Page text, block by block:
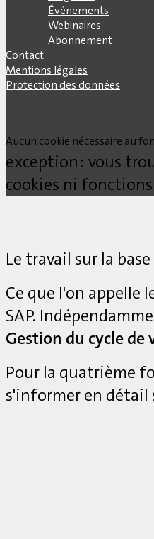
Événements
Webinaires
Abonnement
Contact
Mentions légales
Protection des données
Aucun cookie nécessaire au
exception : vous
cookies ni
Le travail sur la
Ce que l'on appelle
SAP.
Gestion du cycle de
Pour la quatrième
s'informer en détail